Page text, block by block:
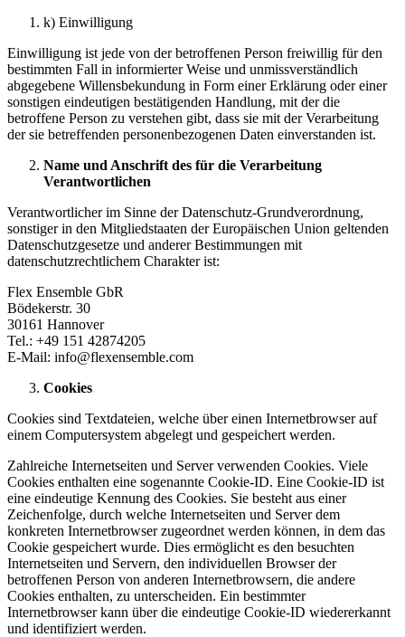
k) Einwilligung
Einwilligung ist jede von der betroffenen Person freiwillig für den
bestimmten Fall in informierter Weise und unmissverständlich
abgegebene Willensbekundung in Form einer Erklärung oder einer
sonstigen eindeutigen bestätigenden Handlung, mit der die
betroffene Person zu verstehen gibt, dass sie mit der Verarbeitung
der sie betreffenden personenbezogenen Daten einverstanden ist.
Name und Anschrift des für die Verarbeitung
Verantwortlichen
Verantwortlicher im Sinne der Datenschutz-Grundverordnung,
sonstiger in den Mitgliedstaaten der Europäischen Union geltenden
Datenschutzgesetze und anderer Bestimmungen mit
datenschutzrechtlichem Charakter ist:
Flex Ensemble GbR
Bödekerstr. 30
30161 Hannover
Tel.: +49 151 42874205
E-Mail: info@flexensemble.com
Cookies
Cookies sind Textdateien, welche über einen Internetbrowser auf
einem Computersystem abgelegt und gespeichert werden.
Zahlreiche Internetseiten und Server verwenden Cookies. Viele
Cookies enthalten eine sogenannte Cookie-ID. Eine Cookie-ID ist
eine eindeutige Kennung des Cookies. Sie besteht aus einer
Zeichenfolge, durch welche Internetseiten und Server dem
konkreten Internetbrowser zugeordnet werden können, in dem das
Cookie gespeichert wurde. Dies ermöglicht es den besuchten
Internetseiten und Servern, den individuellen Browser der
betroffenen Person von anderen Internetbrowsern, die andere
Cookies enthalten, zu unterscheiden. Ein bestimmter
Internetbrowser kann über die eindeutige Cookie-ID wiedererkannt
und identifiziert werden.